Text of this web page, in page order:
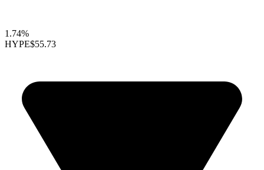
1.74%
HYPE$55.73